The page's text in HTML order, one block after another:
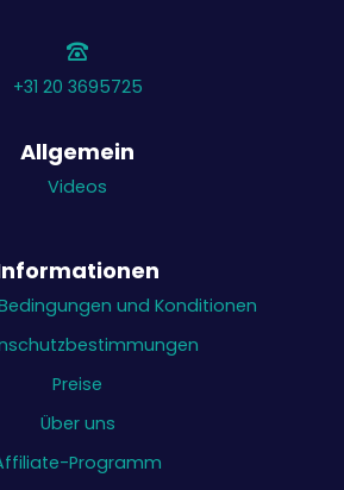
+31 20 3695725
Allgemein
Videos
und Konditionen
Preise
Über uns
Programm